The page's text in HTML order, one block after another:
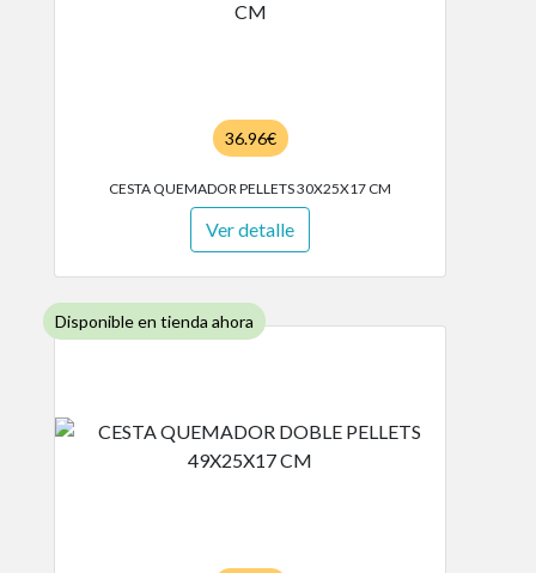
36.96€
CESTA QUEMADOR PELLETS 30X25X17 CM
Ver detalle
Disponible en tienda ahora